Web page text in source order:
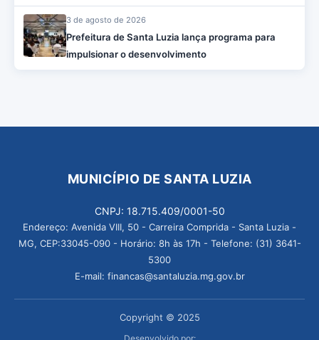
3 de agosto de 2026
Prefeitura de Santa Luzia lança programa para
impulsionar o desenvolvimento
MUNICÍPIO DE SANTA LUZIA
CNPJ: 18.715.409/0001-50
Endereço: Avenida VIII, 50 - Carreira Comprida - Santa Luzia -
MG, CEP:33045-090 - Horário: 8h às 17h - Telefone: (31) 3641-
5300
E-mail: financas@santaluzia.mg.gov.br
Copyright © 2025